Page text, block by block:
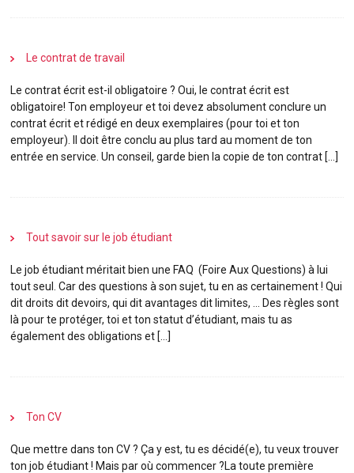
Le contrat de travail
Le contrat écrit est-il obligatoire ? Oui, le contrat écrit est
obligatoire! Ton employeur et toi devez absolument conclure un
contrat écrit et rédigé en deux exemplaires (pour toi et ton
employeur). Il doit être conclu au plus tard au moment de ton
entrée en service. Un conseil, garde bien la copie de ton contrat […]
Tout savoir sur lejob étudiant
Lejob étudiantméritait bien une FAQ (Foire Aux Questions) à lui
tout seul. Car des questions à son sujet, tu en as certainement ! Qui
dit droits dit devoirs, qui dit avantages dit limites, … Des règles sont
là pour te protéger, toi et ton statut d’étudiant, mais tu as
également des obligations et […]
Ton CV
Que mettre dans ton CV ? Ça y est, tu es décidé(e), tu veux trouver
tonjob étudiant! Mais par où commencer ?La toute première